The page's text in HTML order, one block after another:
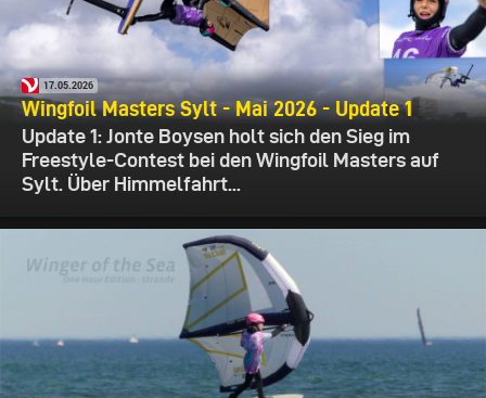
17.05.2026
Wingfoil Masters Sylt - Mai 2026 - Update 1
Update 1: Jonte Boysen holt sich den Sieg im
Freestyle-Contest bei den Wingfoil Masters auf
Sylt. Über Himmelfahrt...